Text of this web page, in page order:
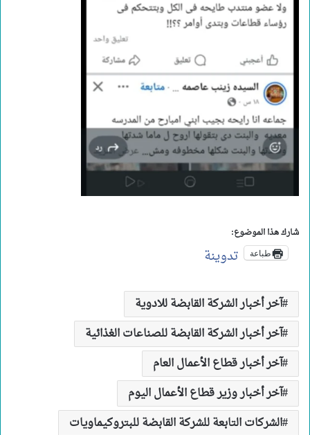
شارك هذا الموضوع:
طباعة تدوينة
آخر أخبار الشركة القابضة للادوية
آخر أخبار الشركة القابضة ‏للصناعات الغذائية
آخر أخبار قطاع الأعمال العام
آخر أخبار وزير قطاع الأعمال اليوم
الشركات التابعة للشركة القابضة للبتروكيماويات